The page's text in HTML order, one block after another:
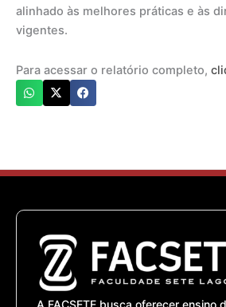
alinhado às melhores práticas e às
vigentes.
Para acessar o relatório completo,